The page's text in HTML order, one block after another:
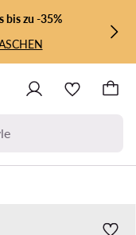
bis zu -35%